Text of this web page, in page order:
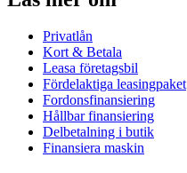
Privatlån
Kort & Betala
Leasa företagsbil
Fördelaktiga leasingpaket
Fordonsfinansiering
Hållbar finansiering
Delbetalning i butik
Finansiera maskin